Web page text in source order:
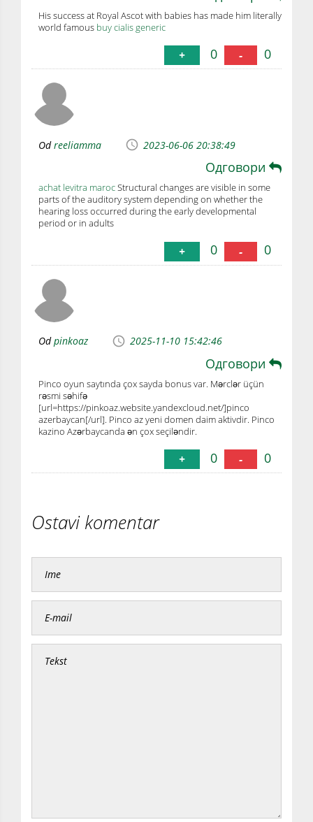
His success at Royal Ascot with babies has made him literally
world famous buy cialis generic
+ 0 - 0
Odreeliamma 2023-06-06 20:38:49
Одговори
achat levitra marocStructural changes are visible in some
parts of the auditory system depending on whether the
hearing loss occurred during the early developmental
period or in adults
+ 0 - 0
Odpinkoaz 2025-11-10 15:42:46
Одговори
Pinco oyun saytında çox sayda bonus var. Mərclər üçün
rəsmi səhifə
[url=https://pinkoaz.website.yandexcloud.net/]pinco
azerbaycan[/url]. Pinco az yeni domen daim aktivdir. Pinco
kazino Azərbaycanda ən çox seçiləndir.
+ 0 - 0
Ostavi komentar